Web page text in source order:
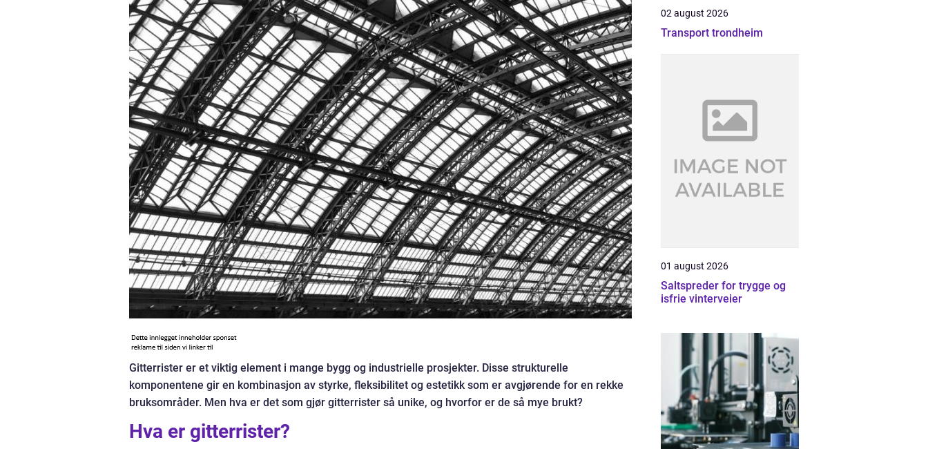
Gitterrister er et viktig element i mange bygg og industrielle prosjekter. Disse strukturelle
komponentene gir en kombinasjon av styrke, fleksibilitet og estetikk som er avgjørende for en rekke
bruksområder. Men hva er det som gjør gitterrister så unike, og hvorfor er de så mye brukt?
Hva er gitterrister?
02 august 2026
Transport trondheim
01 august 2026
Saltspreder for trygge og
isfrie vinterveier